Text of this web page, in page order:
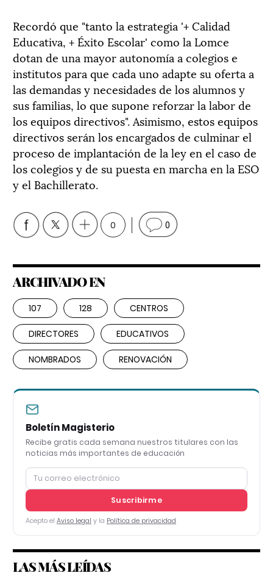
Recordó que "tanto la estrategia '+ Calidad
Educativa, + Éxito Escolar' como la Lomce
dotan de una mayor autonomía a colegios e
institutos para que cada uno adapte su oferta a
las demandas y necesidades de los alumnos y
sus familias, lo que supone reforzar la labor de
los equipos directivos". Asimismo, estos equipos
directivos serán los encargados de culminar el
proceso de implantación de la ley en el caso de
los colegios y de su puesta en marcha en la ESO
y el Bachillerato.
0 0
ARCHIVADO EN
107 128 CENTROS
DIRECTORES EDUCATIVOS
NOMBRADOS RENOVACIÓN
Boletín Magisterio
Recibe gratis cada semana nuestros titulares con las
noticias más importantes de educación
Suscribirme
Acepto el Aviso legal y la Política de privacidad
LAS MÁS LEÍDAS